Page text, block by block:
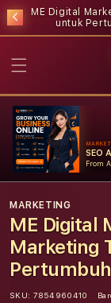
ME Digital
untuk
SEO
From
MARKETING
ME Digital
Marketing
SKU: 7854960410